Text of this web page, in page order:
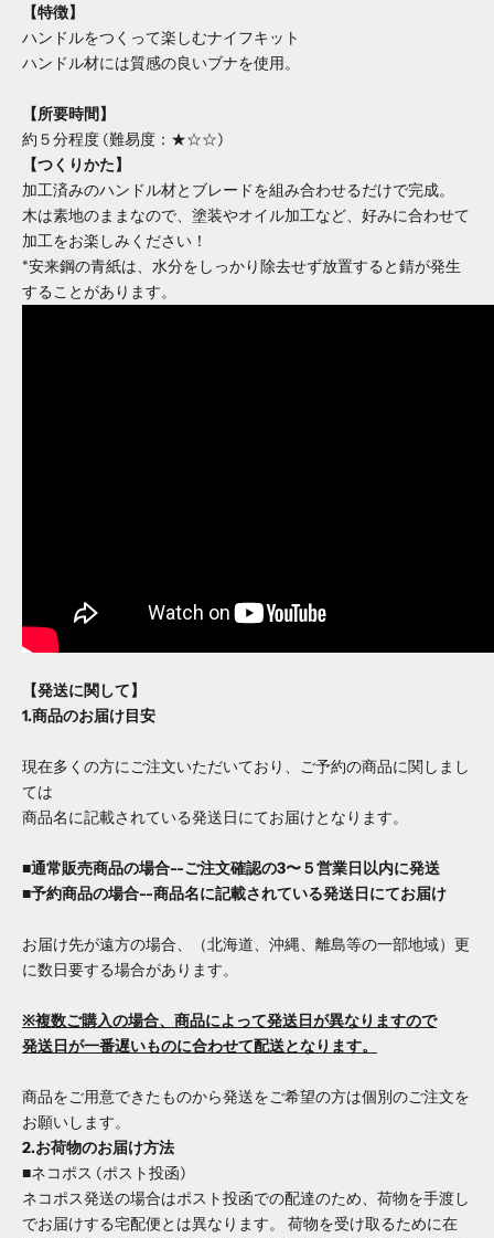
【特徴】
ハンドルをつくって楽しむナイフキット
ハンドル材には質感の良いブナを使用。
【所要時間】
約５分程度 (難易度：★☆☆)
【つくりかた】
加工済みのハンドル材とブレードを組み合わせるだけで完成。
木は素地のままなので、塗装やオイル加工など、好みに合わせて
加工をお楽しみください！
*安来鋼の青紙は、水分をしっかり除去せず放置すると錆が発生
することがあります。
【発送に関して】
1.商品のお届け目安
現在多くの方にご注文いただいており、ご予約の商品に関しまし
ては
商品名に記載されている発送日にてお届けとなります。
■通常販売商品の場合--ご注文確認の3〜５営業日以内に発送
■予約商品の場合--商品名に記載されている発送日にてお届け
お届け先が遠方の場合、（北海道、沖縄、離島等の一部地域）更
に数日要する場合があります。
※複数ご購入の場合、商品によって発送日が異なりますので
発送日が一番遅いものに合わせて配送となります。
商品をご用意できたものから発送をご希望の方は個別のご注文を
お願いします。
2.お荷物のお届け方法
■ネコポス (ポスト投函)
ネコポス発送の場合はポスト投函での配達のため、荷物を手渡し
でお届けする宅配便とは異なります。 荷物を受け取るために在